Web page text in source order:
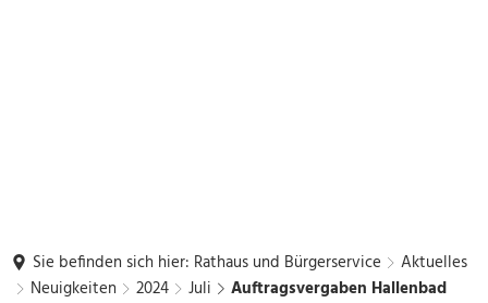
Sie befinden sich hier: Rathaus und Bürgerservice
Aktuelles
Neuigkeiten
2024 Juli Auftragsvergaben Hallenbad